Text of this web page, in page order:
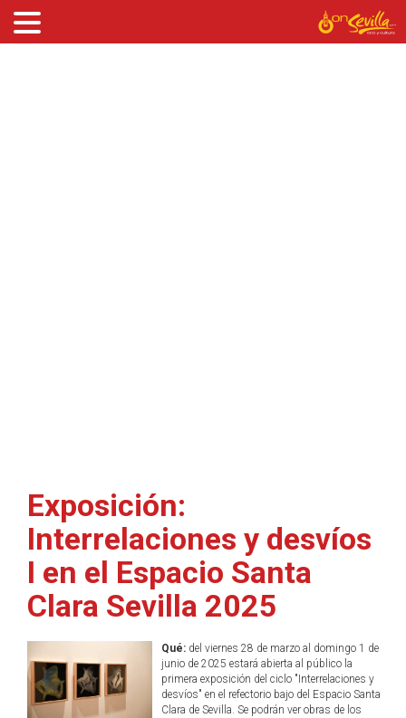
Exposición:
Interrelaciones y desvíos
I en el Espacio Santa
Clara Sevilla 2025
Qué:del viernes 28 de marzo al domingo 1 de
junio de 2025 estará abierta al público la
primera exposición del ciclo "Interrelaciones y
desvíos" en el refectorio bajo del Espacio Santa
Clara de Sevilla. Se podrán ver obras de los